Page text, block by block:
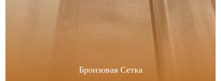
Бронзовая Сетка